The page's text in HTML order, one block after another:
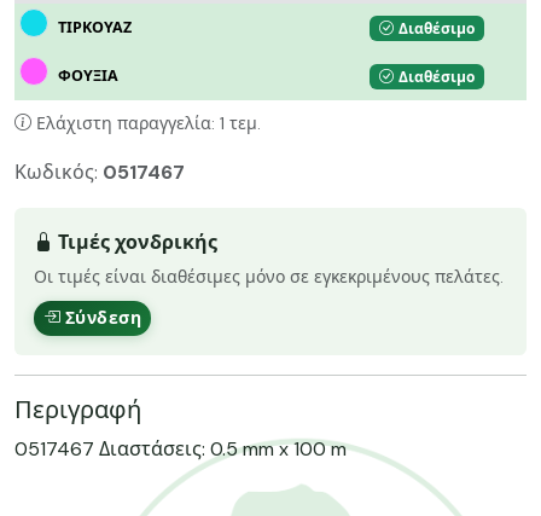
ΤΙΡΚΟΥΑΖ Διαθέσιμο
ΦΟΥΞΙΑ Διαθέσιμο
Ελάχιστη παραγγελία: 1 τεμ.
Κωδικός: 0517467
Τιμές χονδρικής
Οι τιμές είναι διαθέσιμες μόνο σε εγκεκριμένους πελάτες.
Σύνδεση
Περιγραφή
0517467 Διαστάσεις: 0.5 mm x 100 m